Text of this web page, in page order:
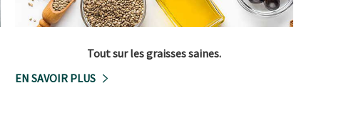
Tout sur les graisses saines.
EN SAVOIR PLUS